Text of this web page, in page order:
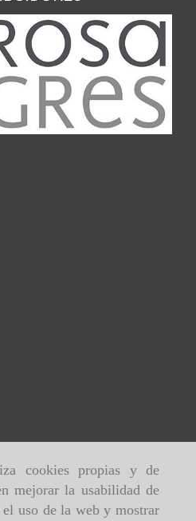
cookies propias y de
mejorar la usabilidad de
uso de la web y mostrar